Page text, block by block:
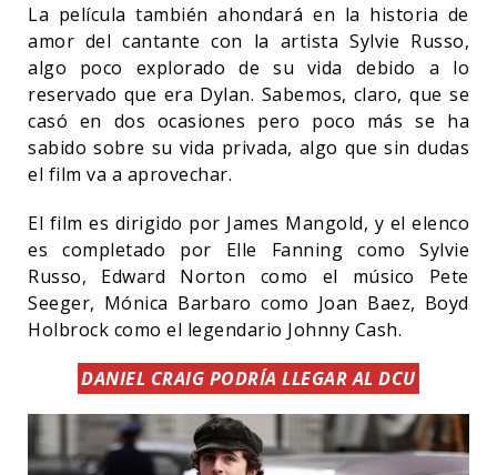
La película también ahondará en la historia de
amor del cantante con la artista Sylvie Russo,
algo poco explorado de su vida debido a lo
reservado que era Dylan. Sabemos, claro, que se
casó en dos ocasiones pero poco más se ha
sabido sobre su vida privada, algo que sin dudas
el film va a aprovechar.
El film es dirigido por James Mangold, y el elenco
es completado por Elle Fanning como Sylvie
Russo, Edward Norton como el músico Pete
Seeger, Mónica Barbaro como Joan Baez, Boyd
Holbrock como el legendario Johnny Cash.
DANIEL CRAIG PODRÍA LLEGAR AL DCU